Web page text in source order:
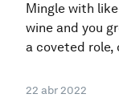
Mingle with
wine and you
a coveted role,
22 abr 2022